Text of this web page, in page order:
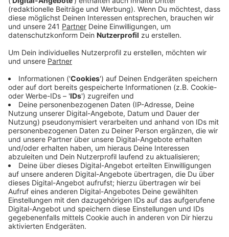
Veröffentlicht:Donnerstag, 26.02.2026 11:53
Mehr Drogen-Unfälle
Anzeige
Auffällig ist, dass es immer mehr schwerwiegende
Unfälle, aber auch Unfälle unter Drogeneinfluss gibt.
Die Zahl ist immer Vergleich zum Vorjahr um deutlich
angestiegen. Ob die Legalisierung von Cannabis damit
zusammenhängt, lässt sich nur mutmaßen.
Anzeige